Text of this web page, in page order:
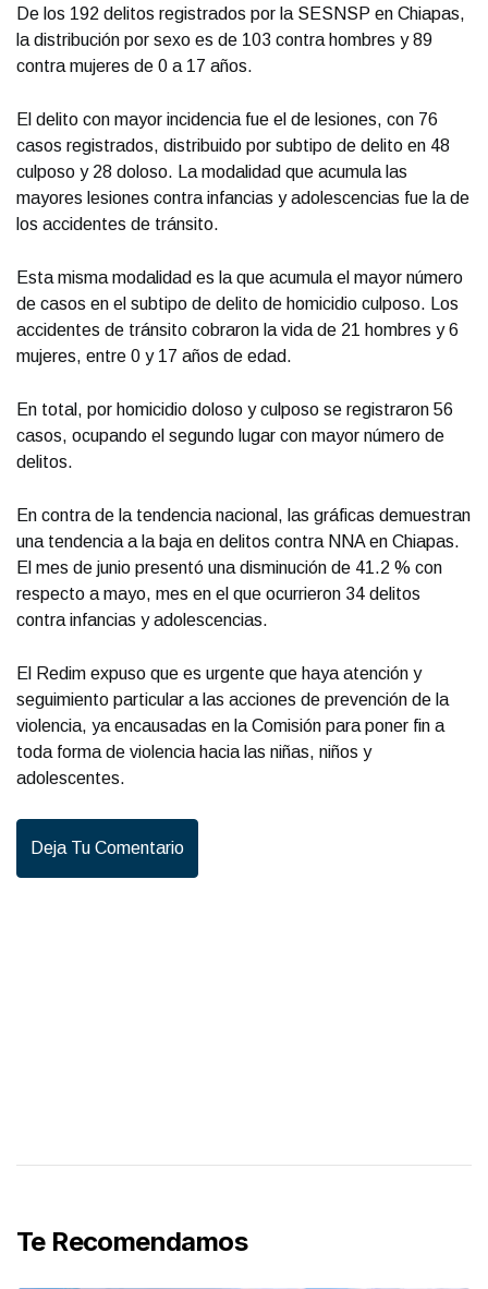
De los 192 delitos registrados por la SESNSP en Chiapas,
la distribución por sexo es de 103 contra hombres y 89
contra mujeres de 0 a 17 años.
El delito con mayor incidencia fue el de lesiones, con 76
casos registrados, distribuido por subtipo de delito en 48
culposo y 28 doloso. La modalidad que acumula las
mayores lesiones contra infancias y adolescencias fue la de
los accidentes de tránsito.
Esta misma modalidad es la que acumula el mayor número
de casos en el subtipo de delito de homicidio culposo. Los
accidentes de tránsito cobraron la vida de 21 hombres y 6
mujeres, entre 0 y 17 años de edad.
En total, por homicidio doloso y culposo se registraron 56
casos, ocupando el segundo lugar con mayor número de
delitos.
En contra de la tendencia nacional, las gráficas demuestran
una tendencia a la baja en delitos contra NNA en Chiapas.
El mes de junio presentó una disminución de 41.2 % con
respecto a mayo, mes en el que ocurrieron 34 delitos
contra infancias y adolescencias.
El Redim expuso que es urgente que haya atención y
seguimiento particular a las acciones de prevención de la
violencia, ya encausadas en la Comisión para poner fin a
toda forma de violencia hacia las niñas, niños y
adolescentes.
Deja Tu Comentario
Te Recomendamos